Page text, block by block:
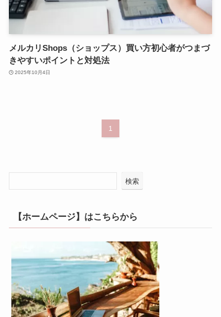
メルカリShops（ショップス）買い方初心者がつまづ
きやすいポイントと対処法
2025年10月4日
1
検索
【ホームページ】はこちらから